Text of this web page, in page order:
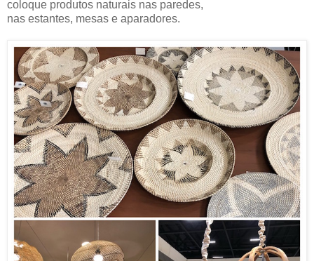
coloque produtos naturais nas paredes,
nas estantes, mesas e aparadores.